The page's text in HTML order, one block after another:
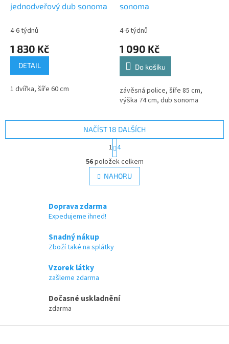
jednodveřový dub sonoma
4-6 týdnů
1 830 Kč
DETAIL
1 dvířka, šíře 60 cm
sonoma
4-6 týdnů
1 090 Kč
Do košíku
závěsná police, šíře 85 cm,
výška 74 cm, dub sonoma
O
v
l
á
r
ý
p
NAČÍST 18 DALŠÍCH
S
t
r
á
n
k
1 4
56položek celkem
NAHORU
Doprava zdarma
Expedujeme ihned!
Snadný nákup
Zboží také na splátky
Vzorek látky
zašleme zdarma
Dočasné uskladnění
zdarma